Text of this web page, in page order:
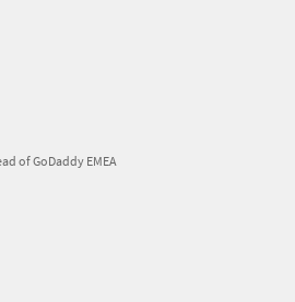
of GoDaddy EMEA